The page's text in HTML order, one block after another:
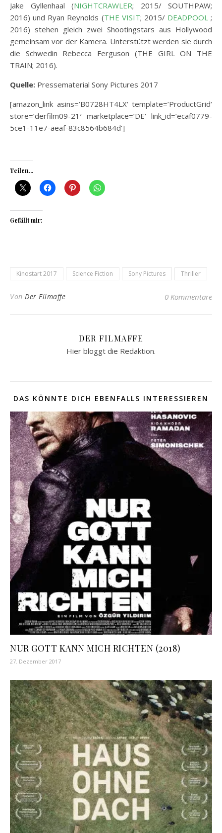
Jake Gyllenhaal (NIGHTCRAWLER; 2015/ SOUTHPAW;
2016) und Ryan Reynolds (THE VISIT; 2015/ DEADPOOL ;
2016) stehen gleich zwei Shootingstars aus Hollywood
gemeinsam vor der Kamera. Unterstützt werden sie durch
die Schwedin Rebecca Ferguson (THE GIRL ON THE
TRAIN; 2016).
Quelle: Pressematerial Sony Pictures 2017
[amazon_link asins=’B0728HT4LX‘ template=’ProductGrid‘
store=’derfilm09-21′ marketplace=’DE‘ link_id=’ecaf0779-
5ce1-11e7-aeaf-83c8564b684d‘]
Teilen...
Gefällt mir:
Kinostart 2017 Science Fiction Sony Pictures Thriller
Von Der Filmaffe 0 Kommentare
DER FILMAFFE
Hier bloggt die Redaktion.
DAS KÖNNTE DICH EBENFALLS INTERESSIEREN
NUR GOTT KANN MICH RICHTEN (2018)
27. Dezember 2017